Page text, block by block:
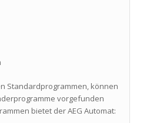
Standardprogrammen, können
vorgefunden
bietet der AEG Automat: